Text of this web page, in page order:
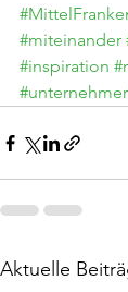
#miteinander
#inspiration
Aktuelle